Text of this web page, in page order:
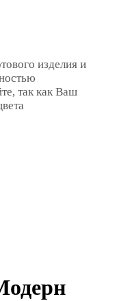
изделия и
так как Ваш